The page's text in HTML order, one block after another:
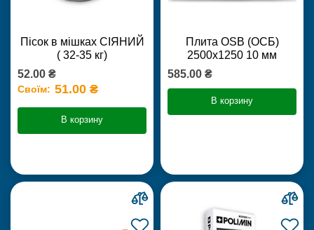
Пісок в мішках СІЯНИЙ
( 32-35 кг)
52.00 ₴
Своїм: 51.00 ₴
В корзину
Плита OSB (ОСБ)
2500х1250 10 мм
585.00 ₴
В корзину